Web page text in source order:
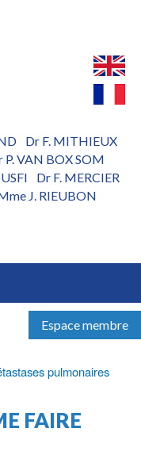
Dr F. MITHIEUX
P. VAN BOX SOM
Dr F. MERCIER
J. RIEUBON
Espace membre
pulmonaires
FAIRE